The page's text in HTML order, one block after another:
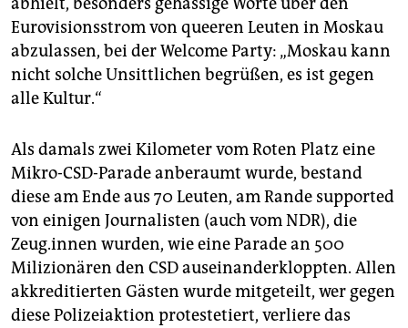
Eurovisionsstrom von queeren Leuten in Moskau
abzulassen, bei der Welcome Party: „Moskau kann
nicht solche Unsittlichen begrüßen, es ist gegen
alle Kultur.“
Als damals zwei Kilometer vom Roten Platz eine
Mikro-CSD-Parade anberaumt wurde, bestand
diese am Ende aus 70 Leuten, am Rande supported
von einigen Journalisten (auch vom NDR), die
Zeug.innen wurden, wie eine Parade an 500
Milizionären den CSD auseinanderkloppten. Allen
akkreditierten Gästen wurde mitgeteilt, wer gegen
diese Polizeiaktion protestetiert, verliere das